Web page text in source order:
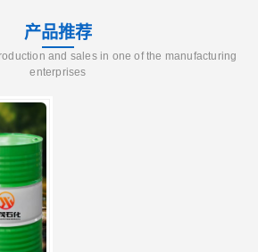
产品推荐
and sales in one of the manufacturing
enterprises